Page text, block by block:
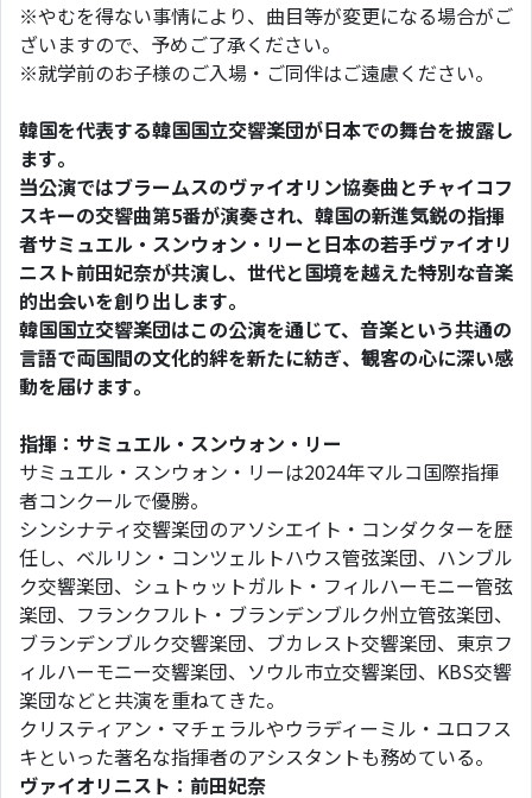
※やむを得ない事情により、曲目等が変更になる場合がご
ざいますので、予めご了承ください。
※就学前のお子様のご入場・ご同伴はご遠慮ください。
韓国を代表する韓国国立交響楽団が日本での舞台を披露し
ます。
当公演ではブラームスのヴァイオリン協奏曲とチャイコフ
スキーの交響曲第5番が演奏され、韓国の新進気鋭の指揮
者サミュエル・スンウォン・リーと日本の若手ヴァイオリ
ニスト前田妃奈が共演し、世代と国境を越えた特別な音楽
的出会いを創り出します。
韓国国立交響楽団はこの公演を通じて、音楽という共通の
言語で両国間の文化的絆を新たに紡ぎ、観客の心に深い感
動を届けます。
指揮：サミュエル・スンウォン・リー
サミュエル・スンウォン・リーは2024年マルコ国際指揮
者コンクールで優勝。
シンシナティ交響楽団のアソシエイト・コンダクターを歴
任し、ベルリン・コンツェルトハウス管弦楽団、ハンブル
ク交響楽団、シュトゥットガルト・フィルハーモニー管弦
楽団、フランクフルト・ブランデンブルク州立管弦楽団、
ブランデンブルク交響楽団、ブカレスト交響楽団、東京フ
ィルハーモニー交響楽団、ソウル市立交響楽団、KBS交響
楽団などと共演を重ねてきた。
クリスティアン・マチェラルやウラディーミル・ユロフス
キといった著名な指揮者のアシスタントも務めている。
ヴァイオリニスト：前田妃奈